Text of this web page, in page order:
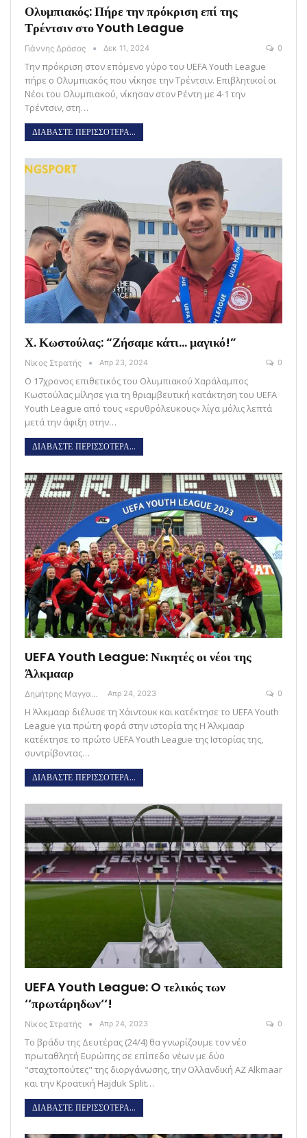
Ολυμπιακός: Πήρε την πρόκριση επί της
Τρέντσιν στο Youth League
Γιάννης Δρόσος Δεκ 11, 2024 0
Την πρόκριση στον επόμενο γύρο του UEFA Youth League
πήρε ο Ολυμπιακός που νίκησε την Τρέντσιν. Επιβλητικοί οι
Νέοι του Ολυμπιακού, νίκησαν στον Ρέντη με 4-1 την
Τρέντσιν, στη…
ΔΙΑΒΑΣΤΕ ΠΕΡΙΣΣΟΤΕΡΑ...
Χ. Κωστούλας: “Ζήσαμε κάτι… μαγικό!”
Νίκος Στρατής Απρ 23, 2024 0
Ο 17χρονος επιθετικός του Ολυμπιακού Χαράλαμπος
Κωστούλας μίλησε για τη θριαμβευτική κατάκτηση του UEFA
Youth League από τους «ερυθρόλευκους» λίγα μόλις λεπτά
μετά την άφιξη στην…
ΔΙΑΒΑΣΤΕ ΠΕΡΙΣΣΟΤΕΡΑ...
UEFA Youth League: Νικητές οι νέοι της
Άλκμααρ
Δημήτρης Μαγγανάρης Απρ 24, 2023 0
Η Άλκμααρ διέλυσε τη Χάιντουκ και κατέκτησε το UEFA Youth
League για πρώτη φορά στην ιστορία της Η Άλκμααρ
κατέκτησε το πρώτο UEFA Youth League της Ιστορίας της,
συντρίβοντας…
ΔΙΑΒΑΣΤΕ ΠΕΡΙΣΣΟΤΕΡΑ...
UEFA Youth League: O τελικός των
‘‘πρωτάρηδων‘‘!
Νίκος Στρατής Απρ 24, 2023 0
Το βράδυ της Δευτέρας (24/4) θα γνωρίζουμε τον νέο
πρωταθλητή Ευρώπης σε επίπεδο νέων με δύο
"σταχτοπούτες" της διοργάνωσης, την Ολλανδική AZ Alkmaar
και την Κροατική Hajduk Split…
ΔΙΑΒΑΣΤΕ ΠΕΡΙΣΣΟΤΕΡΑ...